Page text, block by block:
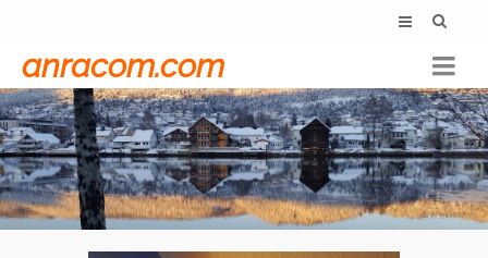
anracom.com
Willy Johansson